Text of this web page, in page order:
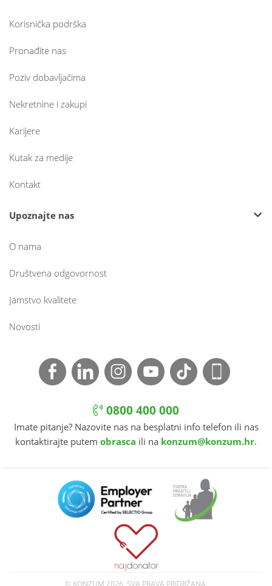
Korisnička podrška
Pronađite nas
Poziv dobavljačima
Nekretnine i zakupi
Karijere
Kutak za medije
Kontakt
Upoznajte nas
O nama
Društvena odgovornost
Jamstvo kvalitete
Novosti
0800 400 000
Imate pitanje? Nazovite nas na besplatni info telefon ili nas
kontaktirajte putem obrasca ili na konzum@konzum.hr.
© KONZUM 2026. SVA PRAVA PRIDRŽANA.